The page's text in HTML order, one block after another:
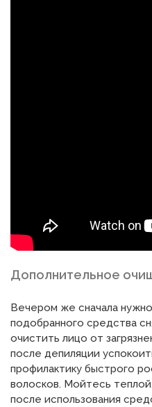
Дополнительное
Вечером же сначала
подобранного средства
очистить лицо от
после депиляции
профилактику быстрого
волосков. Мойтесь
после использования